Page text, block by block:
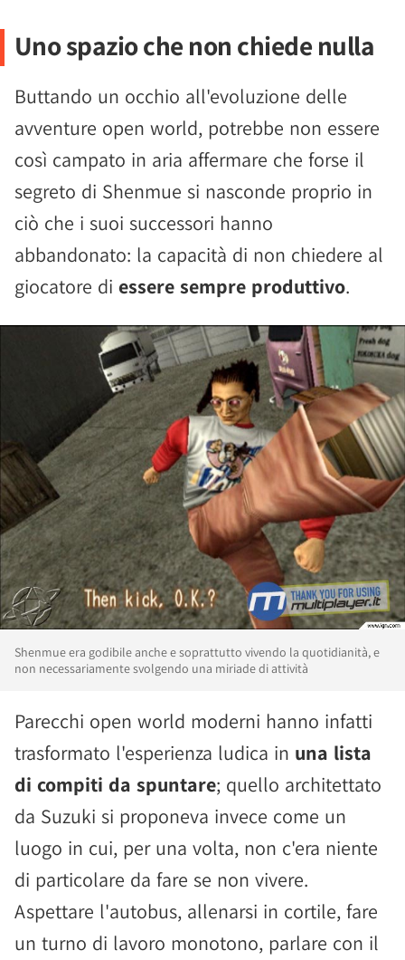
Uno spazio che non chiede nulla
Buttando un occhio all'evoluzione delle
avventure open world, potrebbe non essere
così campato in aria affermare che forse il
segreto di Shenmue si nasconde proprio in
ciò che i suoi successori hanno
abbandonato: la capacità di non chiedere al
giocatore di essere sempre produttivo.
Shenmue era godibile anche e soprattutto vivendo la quotidianità, e
non necessariamente svolgendo una miriade di attività
Parecchi open world moderni hanno infatti
trasformato l'esperienza ludica in una lista
di compiti da spuntare; quello architettato
da Suzuki si proponeva invece come un
luogo in cui, per una volta, non c'era niente
di particolare da fare se non vivere.
Aspettare l'autobus, allenarsi in cortile, fare
un turno di lavoro monotono, parlare con il